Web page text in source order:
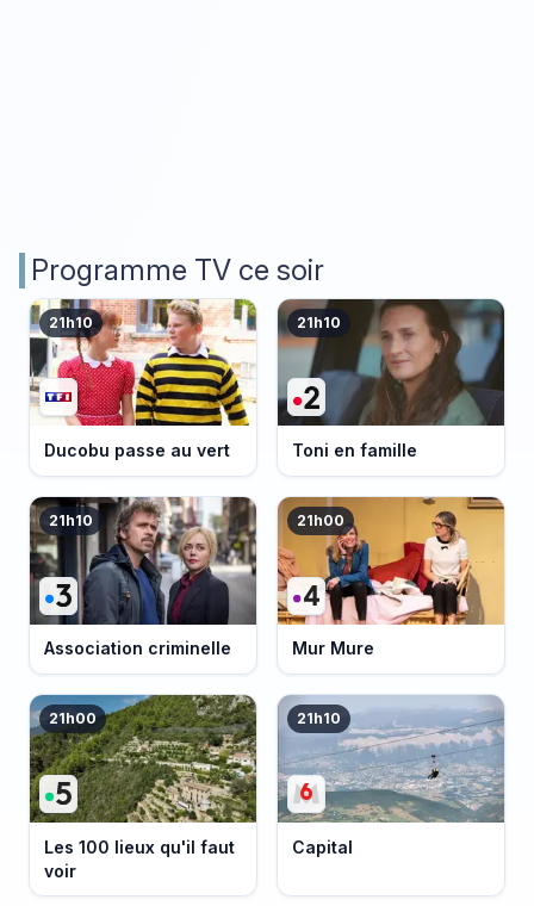
Programme TV ce soir
21h10
Ducobu passe au vert
21h10
Toni en famille
21h10
Association criminelle
21h00
Mur Mure
21h00
Les 100 lieux qu'il faut
voir
21h10
Capital